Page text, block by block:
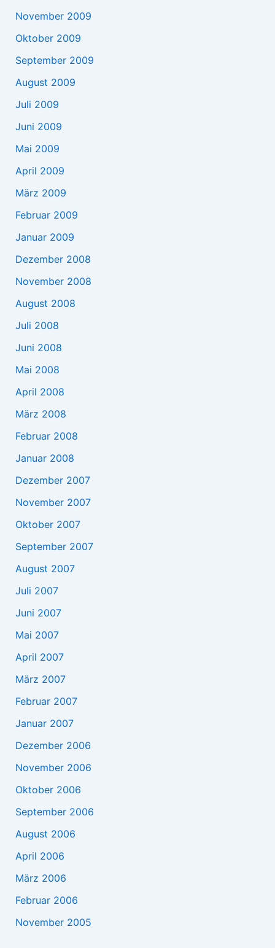
November 2009
Oktober 2009
September 2009
August 2009
Juli 2009
Juni 2009
Mai 2009
April 2009
März 2009
Februar 2009
Januar 2009
Dezember 2008
November 2008
August 2008
Juli 2008
Juni 2008
Mai 2008
April 2008
März 2008
Februar 2008
Januar 2008
Dezember 2007
November 2007
Oktober 2007
September 2007
August 2007
Juli 2007
Juni 2007
Mai 2007
April 2007
März 2007
Februar 2007
Januar 2007
Dezember 2006
November 2006
Oktober 2006
September 2006
August 2006
April 2006
März 2006
Februar 2006
November 2005